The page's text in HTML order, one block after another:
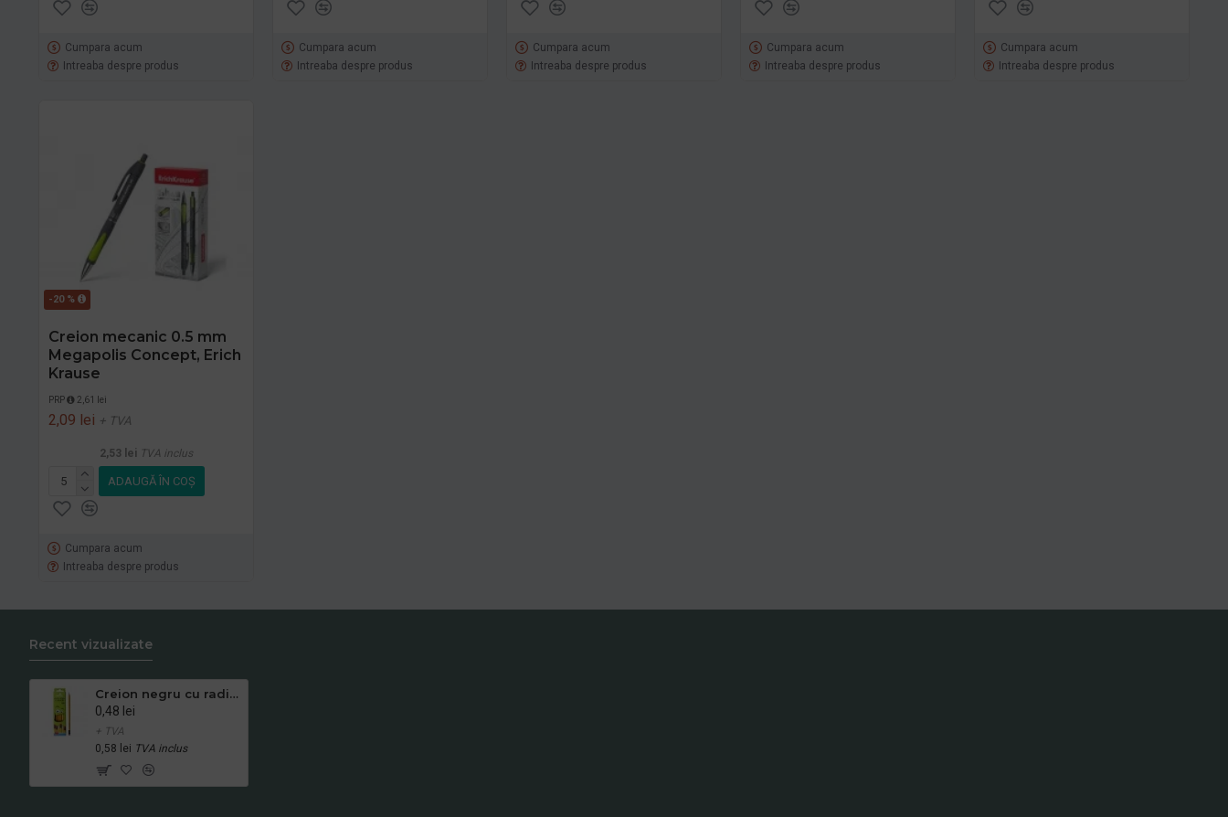
Cumpara acum
Intreaba despre produs
Cumpara acum
Intreaba despre produs
Cumpara acum
Intreaba despre produs
Cumpara acum
Intreaba despre produs
Cumpara acum
Intreaba despre produs
-20 %
Creion mecanic 0.5 mm
Megapolis Concept, Erich
Krause
PRP 2,61 lei
2,09 lei + TVA
2,53 lei TVA inclus
ADAUGĂ ÎN COŞ
Cumpara acum
Intreaba despre produs
Recent vizualizate
Creion negru cu radiera ecada
0,48 lei
+ TVA
0,58 lei TVA inclus